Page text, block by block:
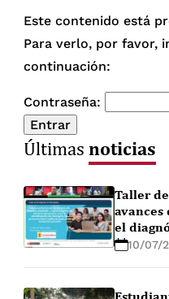
Este contenido está
Para verlo, por favor,
continuación:
Contraseña:
Últimasnoticias
Taller
el
febriles
10/07/